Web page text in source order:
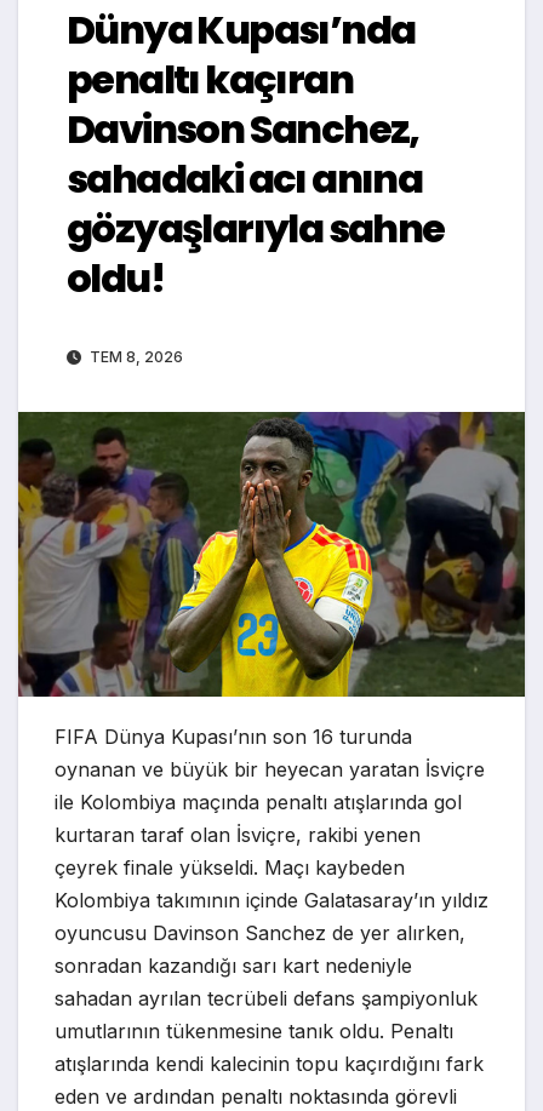
Dünya Kupası’nda
penaltı kaçıran
Davinson Sanchez,
sahadaki acı anına
gözyaşlarıyla sahne
oldu!
TEM 8, 2026
FIFA Dünya Kupası’nın son 16 turunda
oynanan ve büyük bir heyecan yaratan İsviçre
ile Kolombiya maçında penaltı atışlarında gol
kurtaran taraf olan İsviçre, rakibi yenen
çeyrek finale yükseldi. Maçı kaybeden
Kolombiya takımının içinde Galatasaray’ın yıldız
oyuncusu Davinson Sanchez de yer alırken,
sonradan kazandığı sarı kart nedeniyle
sahadan ayrılan tecrübeli defans şampiyonluk
umutlarının tükenmesine tanık oldu. Penaltı
atışlarında kendi kalecinin topu kaçırdığını fark
eden ve ardından penaltı noktasında görevli